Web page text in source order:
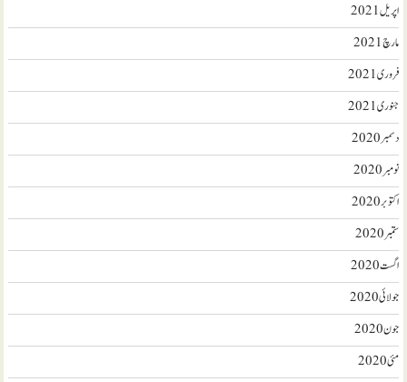
اپریل 2021
مارچ 2021
فروری 2021
جنوری 2021
دسمبر 2020
نومبر 2020
اکتوبر 2020
ستمبر 2020
اگست 2020
جولائی 2020
جون 2020
مئی 2020